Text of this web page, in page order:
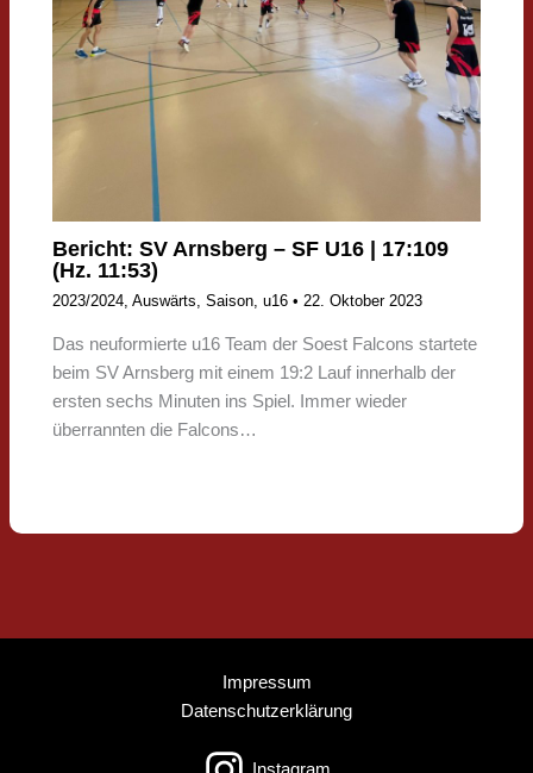
Bericht: SV Arnsberg – SF U16 | 17:109
(Hz. 11:53)
2023/2024 ,Auswärts ,Saison ,u16 • 22. Oktober 2023
Das neuformierte u16 Team der Soest Falcons startete
beim SV Arnsberg mit einem 19:2 Lauf innerhalb der
ersten sechs Minuten ins Spiel. Immer wieder
überrannten die Falcons…
Impressum
Datenschutzerklärung